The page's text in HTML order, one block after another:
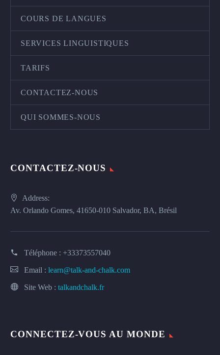
COURS DE LANGUES
SERVICES LINGUISTIQUES
TARIFS
CONTACTEZ-NOUS
QUI SOMMES-NOUS
CONTACTEZ-NOUS
Address:
Av. Orlando Gomes, 41650-010 Salvador, BA, Brésil
Téléphone : +33373557040
Email : learn@talk-and-chalk.com
Site Web : talkandchalk.fr
CONNECTEZ-VOUS AU MONDE